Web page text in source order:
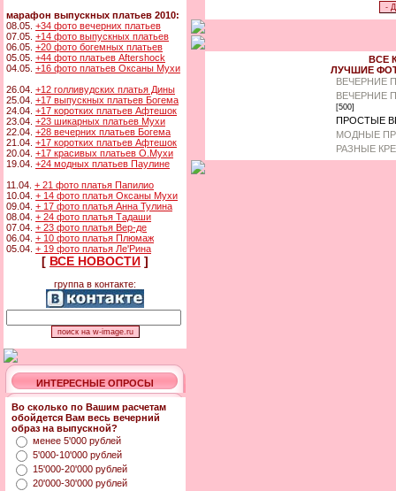
марафон выпускных платьев 2010:
08.05. +34 фото вечерних платьев
07.05. +14 фото выпускных платьев
06.05. +20 фото богемных платьев
05.05. +44 фото платьев Aftershock
04.05. +16 фото платьев Оксаны Мухи
26.04. +12 голливудских платья Дины
25.04. +17 выпускных платьев Богема
24.04. +17 коротких платьев Афтешок
23.04. +23 шикарных платьев Мухи
22.04. +28 вечерних платьев Богема
21.04. +17 коротких платьев Афтешок
20.04. +17 красивых платьев О.Мухи
19.04. +24 модных платьев Паулине
11.04. + 21 фото платья Папилио
10.04. + 14 фото платья Оксаны Мухи
09.04. + 17 фото платья Анна Тулина
08.04. + 24 фото платья Тадаши
07.04. + 23 фото платья Вер-де
06.04. + 10 фото платья Плюмаж
05.04. + 19 фото платья Ле'Рина
[ ВСЕ НОВОСТИ ]
группа в контакте:
ИНТЕРЕСНЫЕ ОПРОСЫ
Во сколько по Вашим расчетам
обойдется Вам весь вечерний
образ на выпускной?
менее 5'000 рублей
5'000-10'000 рублей
15'000-20'000 рублей
20'000-30'000 рублей
ВСЕ
ЛУЧШИЕ
ВЕЧЕРНИЕ
ВЕЧЕРНИЕ
[500]
ПРОСТЫЕ
МОДНЫЕ
РАЗНЫЕ